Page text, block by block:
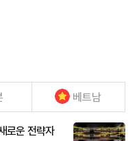
베트남
로운 전략자